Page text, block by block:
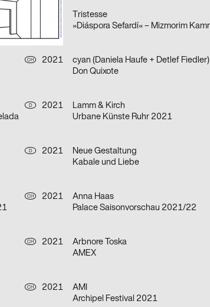
2021
Tristesse
CH
2021
cyan (Daniela Haufe + Detlef Fiedler)
Don Quixote
D
2021
Lamm & Kirch
Urbane Künste Ruhr 2021
D
2021
Neue Gestaltung
Kabale und Liebe
CH
2021
Anna Haas
Palace Saisonvorschau 2021/22
CH
2021
Arbnore Toska
AMEX
CH
2021
AMI
Archipel Festival 2021